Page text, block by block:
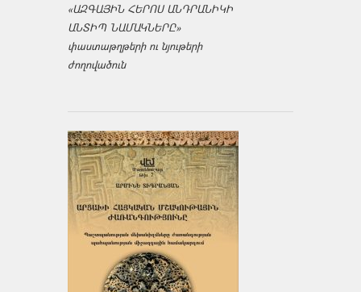
«ԱԶԳԱՅԻՆ ՀԵՐՈՍ ԱՆԴՐԱՆԻԿԻ
ԱՆՏԻՊ ՆԱՄԱԿՆԵՐԸ»
փաստաթղթերի ու նյութերի
ժողովածուն